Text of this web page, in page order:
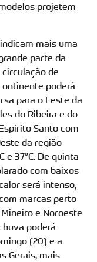
projetem
mais uma
parte da
de
poderá
para o Leste da
do Ribeira e do
Santo com
da região
e 37°C. De quinta
com baixos
será intenso,
marcas perto
e Noroeste
poderá
(20) e a
Gerais, mais